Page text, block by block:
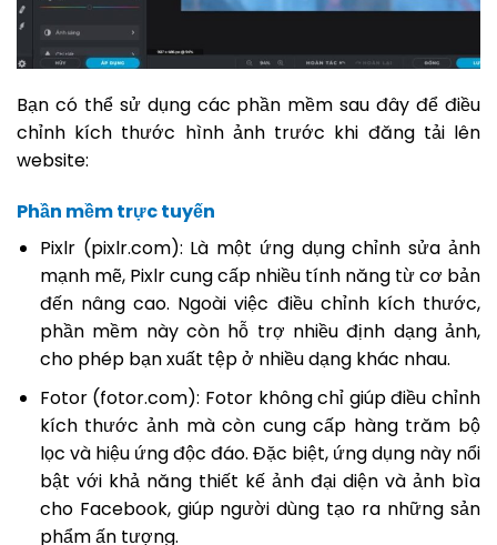
Bạn có thể sử dụng các phần mềm sau đây để điều
chỉnh kích thước hình ảnh trước khi đăng tải lên
website:
Phần mềm trực tuyến
Pixlr (pixlr.com): Là một ứng dụng chỉnh sửa ảnh
mạnh mẽ, Pixlr cung cấp nhiều tính năng từ cơ bản
đến nâng cao. Ngoài việc điều chỉnh kích thước,
phần mềm này còn hỗ trợ nhiều định dạng ảnh,
cho phép bạn xuất tệp ở nhiều dạng khác nhau.
Fotor (fotor.com): Fotor không chỉ giúp điều chỉnh
kích thước ảnh mà còn cung cấp hàng trăm bộ
lọc và hiệu ứng độc đáo. Đặc biệt, ứng dụng này nổi
bật với khả năng thiết kế ảnh đại diện và ảnh bìa
cho Facebook, giúp người dùng tạo ra những sản
phẩm ấn tượng.